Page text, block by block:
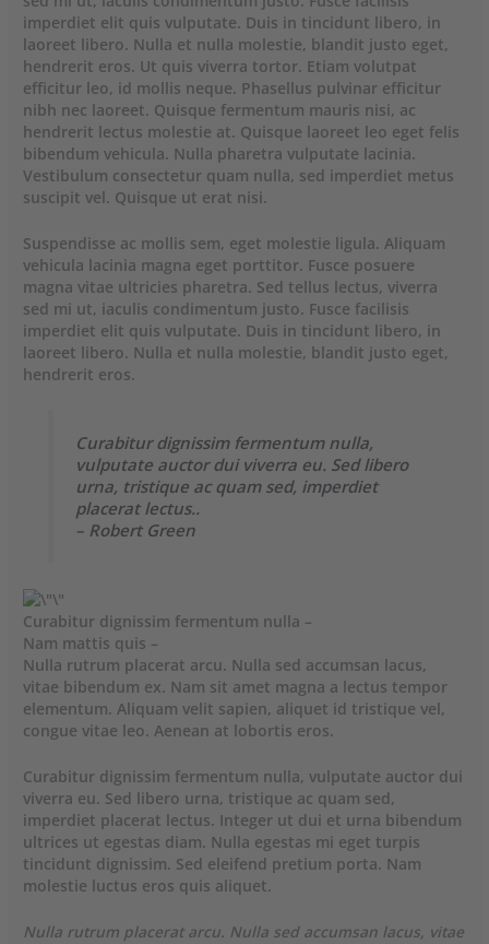
imperdiet elit quis vulputate. Duis in tincidunt libero, in
laoreet libero. Nulla et nulla molestie, blandit justo eget,
hendrerit eros. Ut quis viverra tortor. Etiam volutpat
efficitur leo, id mollis neque. Phasellus pulvinar efficitur
nibh nec laoreet. Quisque fermentum mauris nisi, ac
hendrerit lectus molestie at. Quisque laoreet leo eget felis
bibendum vehicula. Nulla pharetra vulputate lacinia.
Vestibulum consectetur quam nulla, sed imperdiet metus
suscipit vel. Quisque ut erat nisi.
Suspendisse ac mollis sem, eget molestie ligula. Aliquam
vehicula lacinia magna eget porttitor. Fusce posuere
magna vitae ultricies pharetra. Sed tellus lectus, viverra
sed mi ut, iaculis condimentum justo. Fusce facilisis
imperdiet elit quis vulputate. Duis in tincidunt libero, in
laoreet libero. Nulla et nulla molestie, blandit justo eget,
hendrerit eros.
Curabitur dignissim fermentum nulla,
vulputate auctor dui viverra eu. Sed libero
urna, tristique ac quam sed, imperdiet
placerat lectus..
– Robert Green
Curabitur dignissim fermentum nulla –
Nam mattis quis –
Nulla rutrum placerat arcu. Nulla sed accumsan lacus,
vitae bibendum ex. Nam sit amet magna a lectus tempor
elementum. Aliquam velit sapien, aliquet id tristique vel,
congue vitae leo. Aenean at lobortis eros.
Curabitur dignissim fermentum nulla, vulputate auctor dui
viverra eu. Sed libero urna, tristique ac quam sed,
imperdiet placerat lectus. Integer ut dui et urna bibendum
ultrices ut egestas diam. Nulla egestas mi eget turpis
tincidunt dignissim. Sed eleifend pretium porta. Nam
molestie luctus eros quis aliquet.
Nulla rutrum placerat arcu. Nulla sed accumsan lacus, vitae